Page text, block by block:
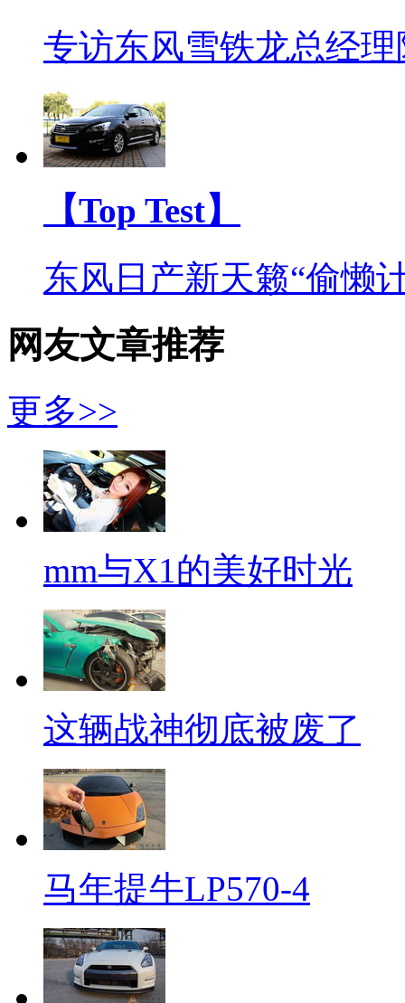
专访东风雪铁龙总经
【Top Test】
东风日产新天籁“偷懒
网友文章推荐
更多>>
mm与X1的美好时光
这辆战神彻底被废了
马年提牛LP570-4